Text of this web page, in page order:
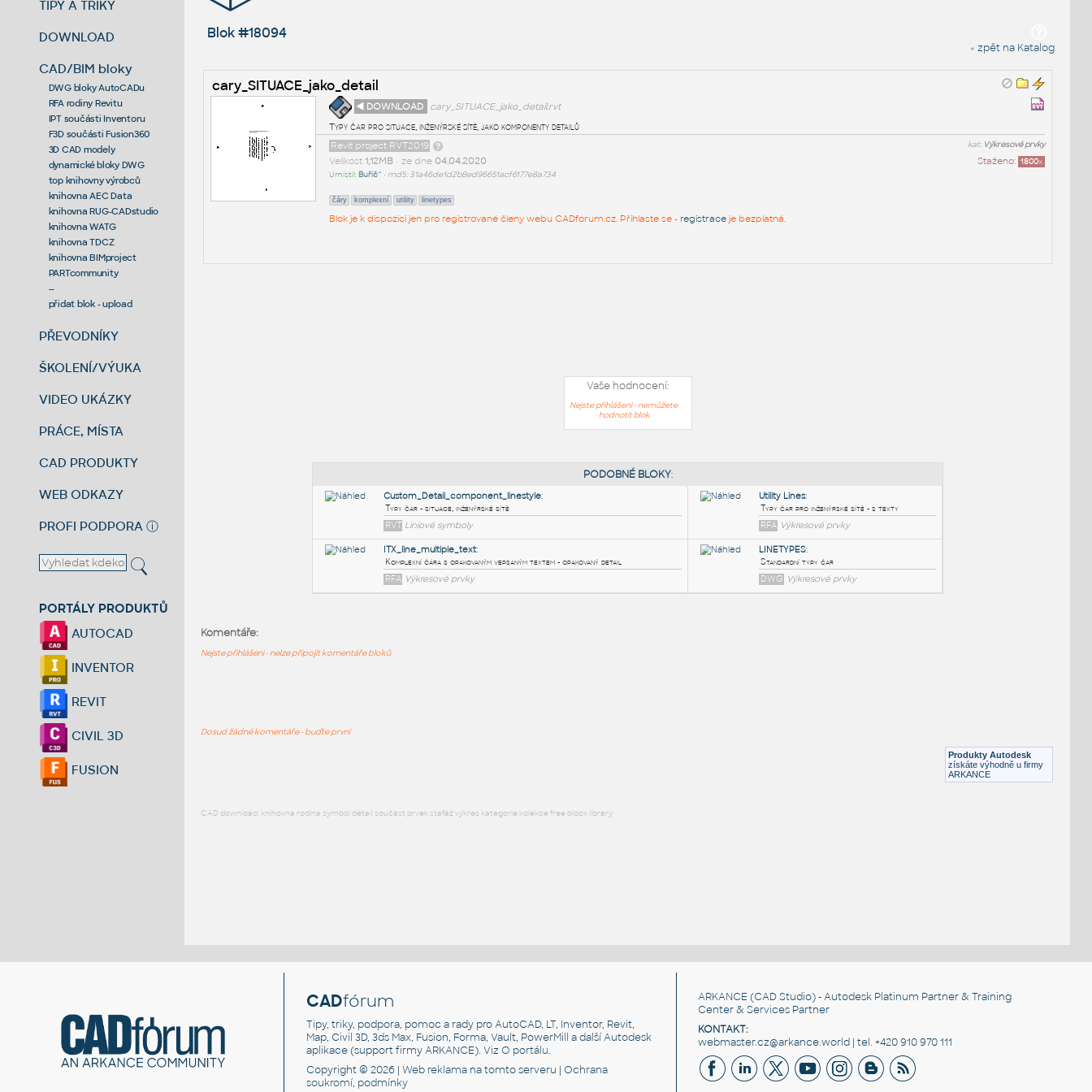
TIPY A TRIKY
DOWNLOAD
CAD/BIM bloky
DWG bloky AutoCADu
RFA rodiny Revitu
IPT součásti Inventoru
F3D součásti Fusion360
3D CAD modely
dynamické bloky DWG
top knihovny výrobců
knihovna AEC Data
knihovna RUG-CADstudio
knihovna WATG
knihovna TDCZ
knihovna BIMproject
PARTcommunity
--
přidat blok - upload
PŘEVODNÍKY
ŠKOLENÍ/VÝUKA
VIDEO UKÁZKY
PRÁCE, MÍSTA
CAD PRODUKTY
WEB ODKAZY
PROFI PODPORA ⓘ
PORTÁLY PRODUKTŮ
AUTOCAD
INVENTOR
REVIT
CIVIL 3D
FUSION
Blok #18094
« zpět na Katalog
cary_SITUACE_jako_detail
◄ DOWNLOAD
cary_SITUACE_jako_detail.rvt
Typy čar pro situace, inženýrské sítě, jako komponenty detailů
kat: Výkresové prvky
Revit project RVT2019
Staženo: 1800x
Velikost 1,12MB• ze dne 04.04.2020
Umístil: Buřič^ • md5: 31a46de1d2b8ed96651acf6177e8a734
čáry komplexní utility linetypes
Blok je k dispozici jen pro registrované členy webu CADforum.cz. Přihlaste se - registraceje bezplatná.
Vaše hodnocení:
Nejste přihlášeni - nemůžete
hodnotit blok
Výkresové prvky
Produkty Autodesk
získáte výhodně u firmy
ARKANCE
Komentáře:
Nejste přihlášeni - nelze připojit komentáře bloků
Dosud žádné komentáře - buďte první
CAD download: knihovna rodina symbol detail součást prvek stafáž výkres kategorie kolekce free block library
CADfórum
Tipy, triky, podpora, pomoc a rady pro AutoCAD, LT, Inventor, Revit,
Map, Civil 3D, 3ds Max, Fusion, Forma, Vault, PowerMill a další Autodesk
aplikace (support firmy ARKANCE). VizO portálu.
Copyright © 2026 |Web reklama na tomto serveru |Ochrana
soukromí, podmínky
ARKANCE (CAD Studio) - Autodesk Platinum Partner & Training
Center & Services Partner
KONTAKT:
webmaster.cz@arkance.world | tel. +420 910 970 111